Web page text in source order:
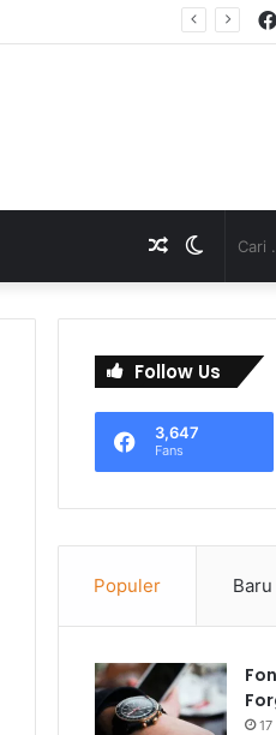
Switch
skin
Artikel
Acak
Follow Us
3,647
Fans
Populer